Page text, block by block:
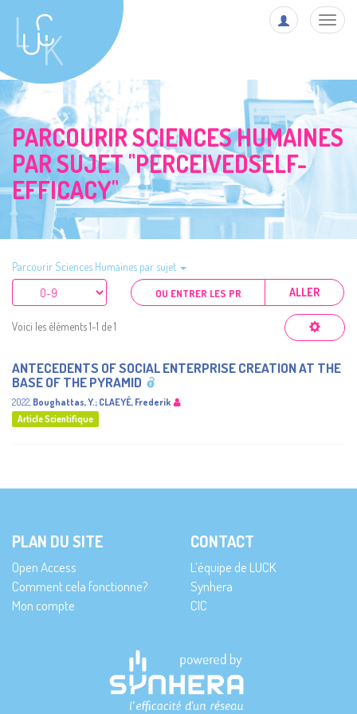
PARCOURIR SCIENCES HUMAINES
PAR SUJET "PERCEIVEDSELF-
EFFICACY"
Parcourir Sciences Humaines par sujet
ALLER
Voici les éléments 1-1 de 1
ANTECEDENTS OF SOCIAL ENTERPRISE CREATION AT THE
BASE OF THE PYRAMID
2022, Boughattas, Y.; CLAEYÉ, Frederik
Article Scientifique
PLAN DU SITE
Open Access
Comment cela fonctionne?
Mon compte
CONTACT
L’équipe de LUCK
Synhera
CIC